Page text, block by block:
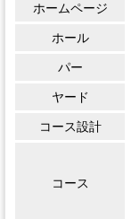
ホームページ
ホール
パー
ヤード
コース設計
コース